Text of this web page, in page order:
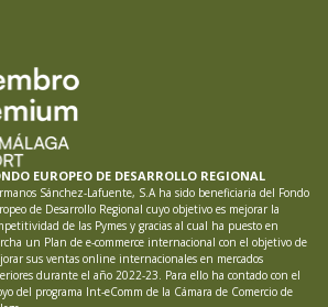
EUROPEO DE DESARROLLO REGIONAL
Sánchez-Lafuente, S.A ha sido beneficiaria del Fondo
de Desarrollo Regional cuyo objetivo es mejorar la
de las Pymes y gracias al cual ha puesto en
un Plan de e-commerce internacional con el objetivo de
sus ventas online internacionales en mercados
durante el año 2022-23. Para ello ha contado con el
del programa Int-eComm de la Cámara de Comercio de